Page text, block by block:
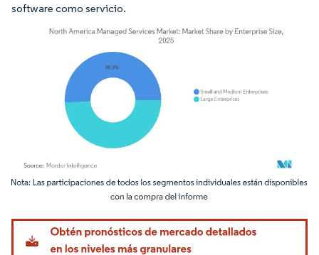
software como servicio.
Imagen © Mordor Intelligence. El uso requiere atribución según CC BY 4.0.